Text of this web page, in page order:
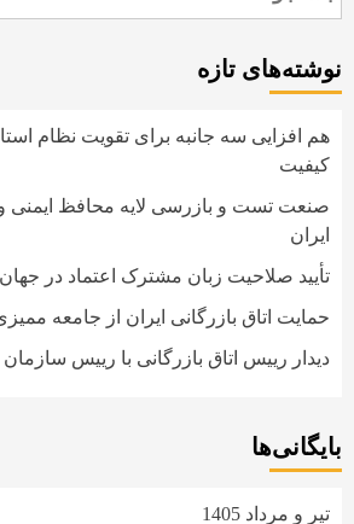
نوشته‌های تازه
هم افزایی سه جانبه برای تقویت نظام
کیفیت
صنعت تست و بازرسی لایه محافظ ایمنی
ایران
تأیید صلاحیت زبان مشترک اعتماد در جهان
حمایت اتاق بازرگانی ایران از جامعه
دیدار رییس اتاق بازرگانی با رییس سازمان
بایگانی‌ها
تیر و مرداد 1405